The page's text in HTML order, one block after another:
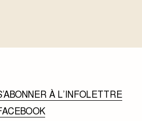
À L’INFOLETTRE